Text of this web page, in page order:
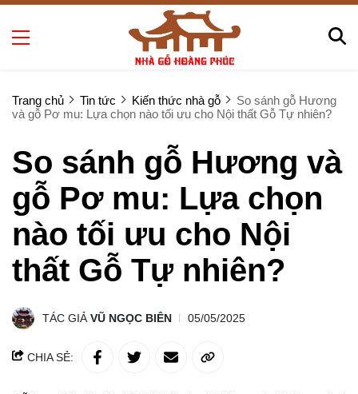
Trang chủ Tin tức Kiến thức nhà gỗ
So sánh gỗ Hương
và gỗ Pơ mu: Lựa chọn nào tối ưu cho Nội thất Gỗ Tự nhiên?
So sánh gỗ Hương và
gỗ Pơ mu: Lựa chọn
nào tối ưu cho Nội
thất Gỗ Tự nhiên?
TÁC GIẢVŨ NGỌC BIÊN 05/05/2025
CHIA SẺ: